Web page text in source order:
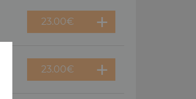
23.00€
23.00€